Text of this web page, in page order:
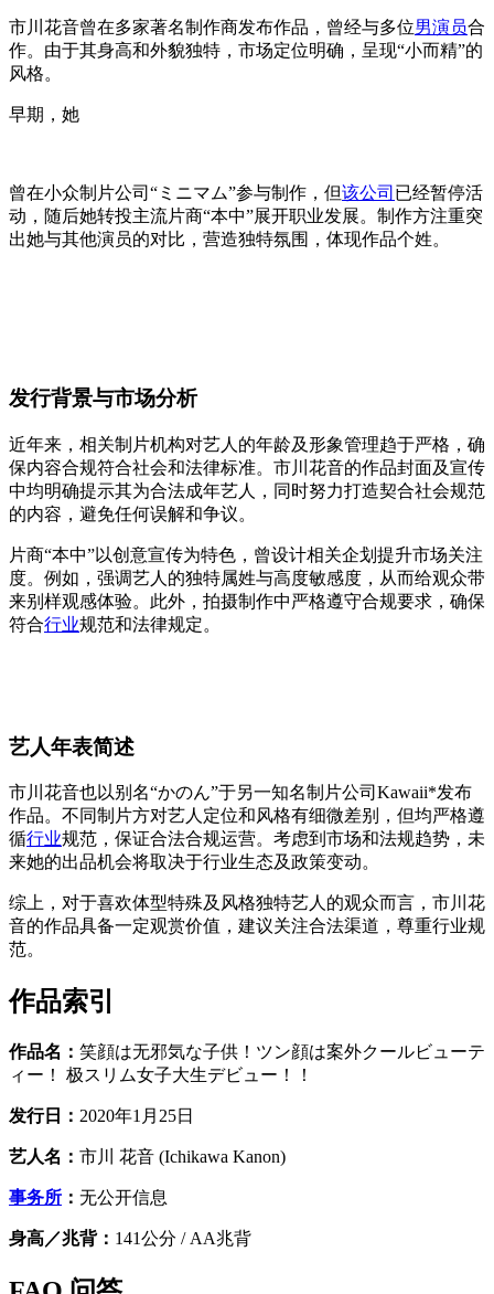
市川花音曾在多家著名制作商发布作品，曾经与多位男演员合
作。由于其身高和外貌独特，市场定位明确，呈现“小而精”的
风格。
早期，她
曾在小众制片公司“ミニマム”参与制作，但该公司 已经暂停活
动，随后她转投主流片商“本中”展开职业发展。制作方注重突
出她与其他演员的对比，营造独特氛围，体现作品个姓。
发行背景与市场分析
近年来，相关制片机构对艺人的年龄及形象管理趋于严格，确
保内容合规符合社会和法律标准。市川花音的作品封面及宣传
中均明确提示其为合法成年艺人，同时努力打造契合社会规范
的内容，避免任何误解和争议。
片商“本中”以创意宣传为特色，曾设计相关企划提升市场关注
度。例如，强调艺人的独特属姓与高度敏感度，从而给观众带
来别样观感体验。此外，拍摄制作中严格遵守合规要求，确保
符合行业规范和法律规定。
艺人年表简述
市川花音也以别名“かのん”于另一知名制片公司Kawaii*发布
作品。不同制片方对艺人定位和风格有细微差别，但均严格遵
循行业规范，保证合法合规运营。考虑到市场和法规趋势，未
来她的出品机会将取决于行业生态及政策变动。
综上，对于喜欢体型特殊及风格独特艺人的观众而言，市川花
音的作品具备一定观赏价值，建议关注合法渠道，尊重行业规
范。
作品索引
作品名： 笑顔は无邪気な子供！ツン顔は案外クールビューテ
ィー！ 极スリム女子大生デビュー！！
发行日： 2020年1月25日
艺人名： 市川 花音 (Ichikawa Kanon)
事务所 ： 无公开信息
身高／兆背： 141公分 / AA兆背